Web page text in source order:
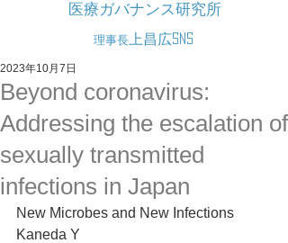
医療ガバナンス研究所
理事長 上昌広SNS
Beyond coronavirus:
Addressing the escalation of
sexually transmitted
infections in Japan
2023年10月7日
New Microbes and New Infections
Kaneda Y